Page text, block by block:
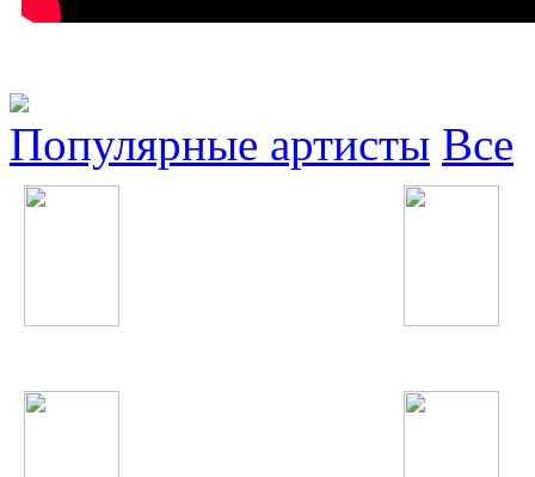
Популярные артисты Все